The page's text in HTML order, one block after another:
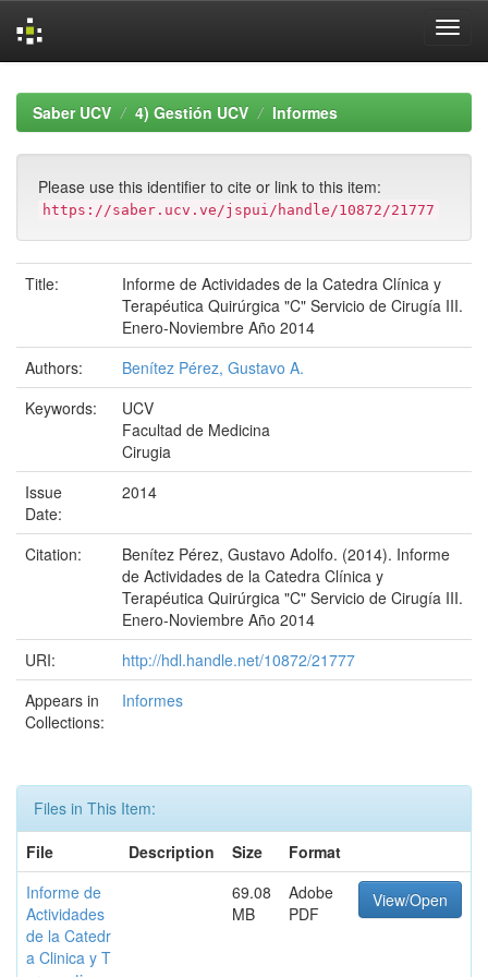
navigationSaber UCV 4) Gestión UCV Informes
Please use this identifier to cite or link to this item:
https://saber.ucv.ve/jspui/handle/10872/21777
Title:
Informe de Actividades de la Catedra Clínica y
Terapéutica Quirúrgica "C" Servicio de Cirugía III.
Enero-Noviembre Año 2014
Authors:
Benítez Pérez, Gustavo A.
Keywords:
UCV
Facultad de Medicina
Cirugia
Issue
Date:
2014
Citation:
Benítez Pérez, Gustavo Adolfo. (2014). Informe
de Actividades de la Catedra Clínica y
Terapéutica Quirúrgica "C" Servicio de Cirugía III.
Enero-Noviembre Año 2014
URI:
http://hdl.handle.net/10872/21777
Appears in
Collections:
Informes
Files in This Item:
File
Description Size
Format
Informe de
Actividades
de la Catedr
a Clinica y T
69.08
MB
Adobe
PDF
View/Open